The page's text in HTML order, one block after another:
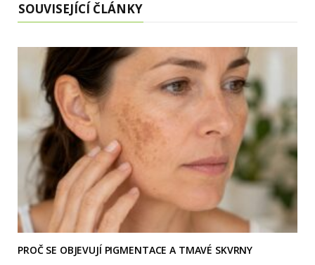
SOUVISEJÍCÍ ČLÁNKY
PROČ SE OBJEVUJÍ PIGMENTACE A TMAVÉ SKVRNY